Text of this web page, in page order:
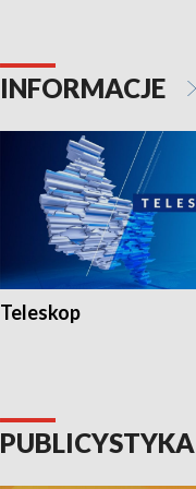
INFORMACJE
Teleskop
PUBLICYSTYKA